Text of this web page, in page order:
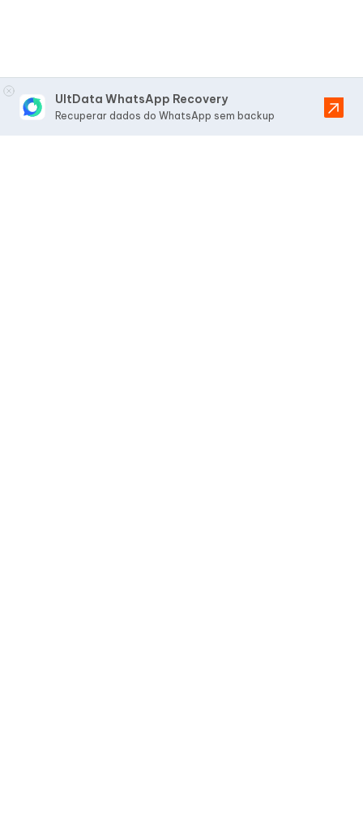
UltData WhatsApp Recovery
Recuperar dados do WhatsApp sem backup